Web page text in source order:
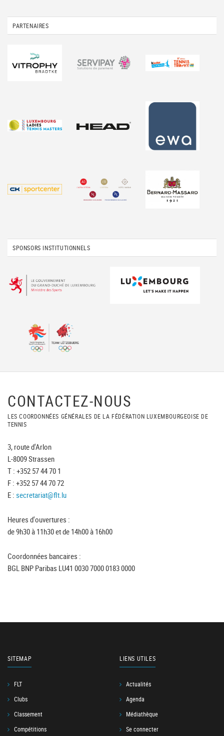
PARTENAIRES
SPONSORS INSTITUTIONNELS
CONTACTEZ-NOUS
LES COORDONNÉES GÉNÉRALES DE LA FÉDÉRATION LUXEMBOURGEOISE DE
TENNIS
3, route d'Arlon
L-8009 Strassen
T : +352 57 44 70 1
F : +352 57 44 70 72
E : secretariat@flt.lu
Heures d'ouvertures :
de 9h30 à 11h30 et de 14h00 à 16h00
Coordonnées bancaires :
BGL BNP Paribas LU41 0030 7000 0183 0000
SITEMAP
FLT
Clubs
Classement
Compétitions
LIENS UTILES
Actualités
Agenda
Médiathèque
Se connecter